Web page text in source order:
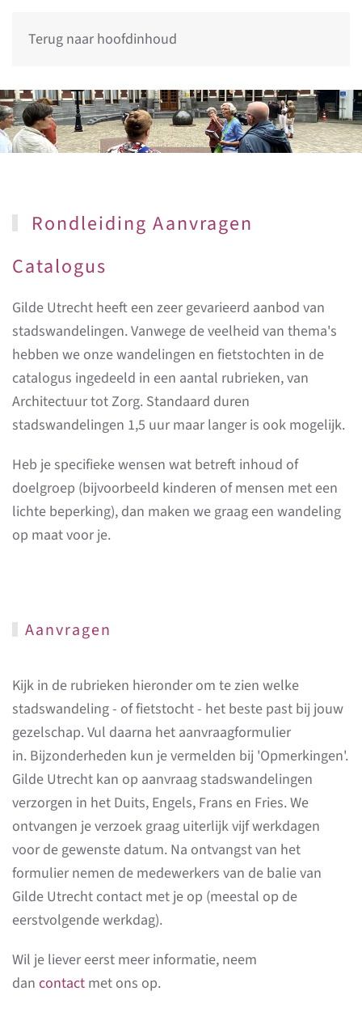
Terug naar hoofdinhoud
Rondleiding Aanvragen
Catalogus
Gilde Utrecht heeft een zeer gevarieerd aanbod van
stadswandelingen. Vanwege de veelheid van thema's
hebben we onze wandelingen en fietstochten in de
catalogus ingedeeld in een aantal rubrieken, van
Architectuur tot Zorg. Standaard duren
stadswandelingen 1,5 uur maar langer is ook mogelijk.
Heb je specifieke wensen wat betreft inhoud of
doelgroep (bijvoorbeeld kinderen of mensen met een
lichte beperking), dan maken we graag een wandeling
op maat voor je.
Aanvragen
Kijk in de rubrieken hieronder om te zien welke
stadswandeling - of fietstocht - het beste past bij jouw
gezelschap. Vul daarna het aanvraagformulier
in. Bijzonderheden kun je vermelden bij 'Opmerkingen'.
Gilde Utrecht kan op aanvraag stadswandelingen
verzorgen in het Duits, Engels, Frans en Fries. We
ontvangen je verzoek graag uiterlijk vijf werkdagen
voor de gewenste datum. Na ontvangst van het
formulier nemen de medewerkers van de balie van
Gilde Utrecht contact met je op (meestal op de
eerstvolgende werkdag).
Wil je liever eerst meer informatie, neem
dan contact met ons op.